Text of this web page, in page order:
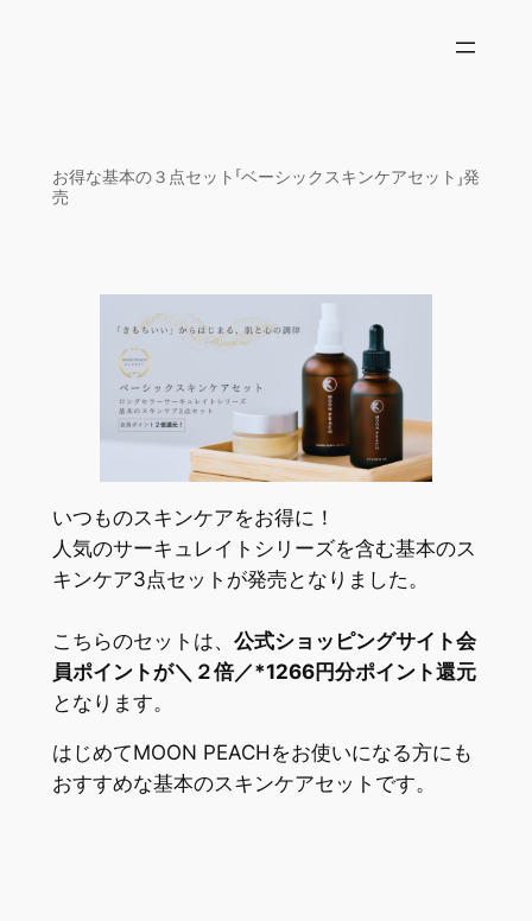
お得な基本の３点セット「ベーシックスキンケアセット」発
売
いつものスキンケアをお得に！
人気のサーキュレイトシリーズを含む基本のス
キンケア3点セットが発売となりました。
こちらのセットは、 公式ショッピングサイト会
員ポイントが＼２倍／*1266円分ポイント還元
となります。
はじめてMOON PEACHをお使いになる方にも
おすすめな基本のスキンケアセットです。